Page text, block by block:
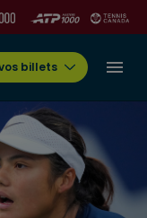
billets